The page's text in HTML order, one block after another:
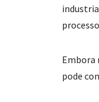
Embora
pode